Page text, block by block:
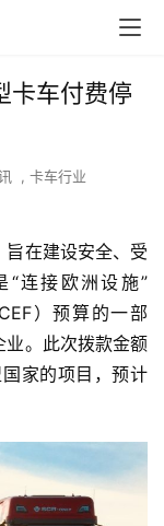
卡车付费停
, 卡车行业
旨在建设安全、受
“连接欧洲设施”
）预算的一部
业。此次拨款金额
家的项目，预计